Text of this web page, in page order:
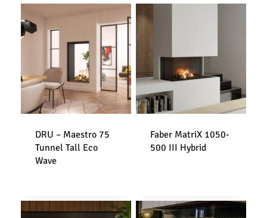
DRU – Maestro 75
Tunnel Tall Eco
Wave
Faber MatriX 1050-
500 III Hybrid